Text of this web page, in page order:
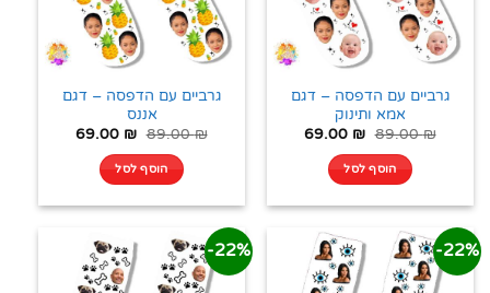
גרביים עם הדפסה – דגם
אמא ותינוק
89.00₪
69.00 ₪
הוסף לסל
גרביים עם הדפסה – דגם
אננס
89.00₪
69.00 ₪
הוסף לסל
22%-
22%-